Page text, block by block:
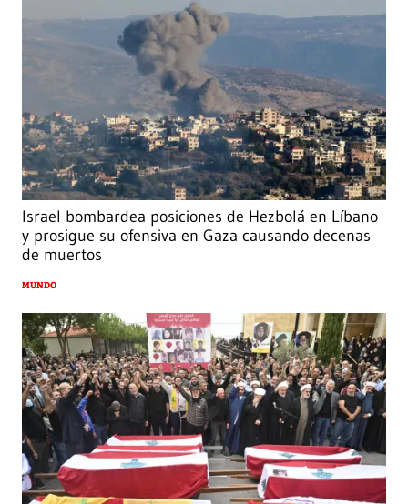
Israel bombardea posiciones de Hezbolá en Líbano
y prosigue su ofensiva en Gaza causando decenas
de muertos
MUNDO